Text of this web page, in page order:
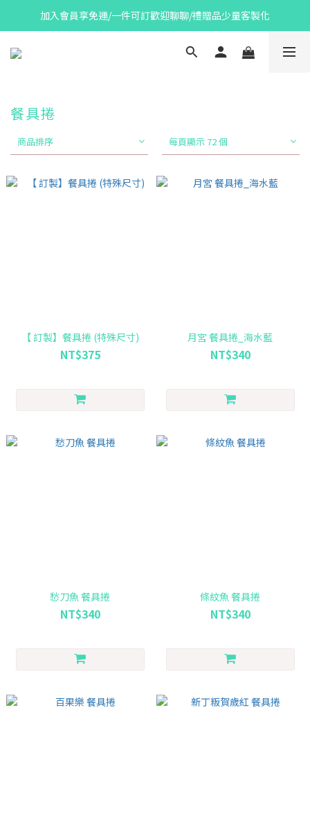
加入會員享免運/一件可訂歡迎聊聊/禮贈品少量客製化
餐具捲
商品排序 每頁顯示 72 個
【 訂製】餐具捲 (特殊尺寸)
NT$375
月宮 餐具捲_海水藍
NT$340
愁刀魚 餐具捲
NT$340
條紋魚 餐具捲
NT$340